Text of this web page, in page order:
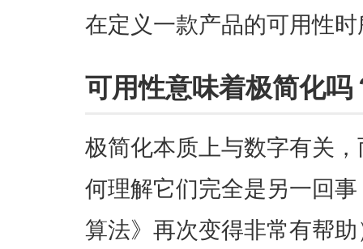
在定义一款产品的可用性
可用性意味着极简化吗
极简化本质上与数字有关
何理解它们完全是另一回
算法》再次变得非常有帮